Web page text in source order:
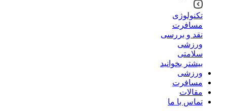
تکنولوژی
مسافرت
نقد و بررسی
ورزشی
سلامتی
بیشتر بخوانید
ورزشی
مسافرت
مقالات
تماس با ما